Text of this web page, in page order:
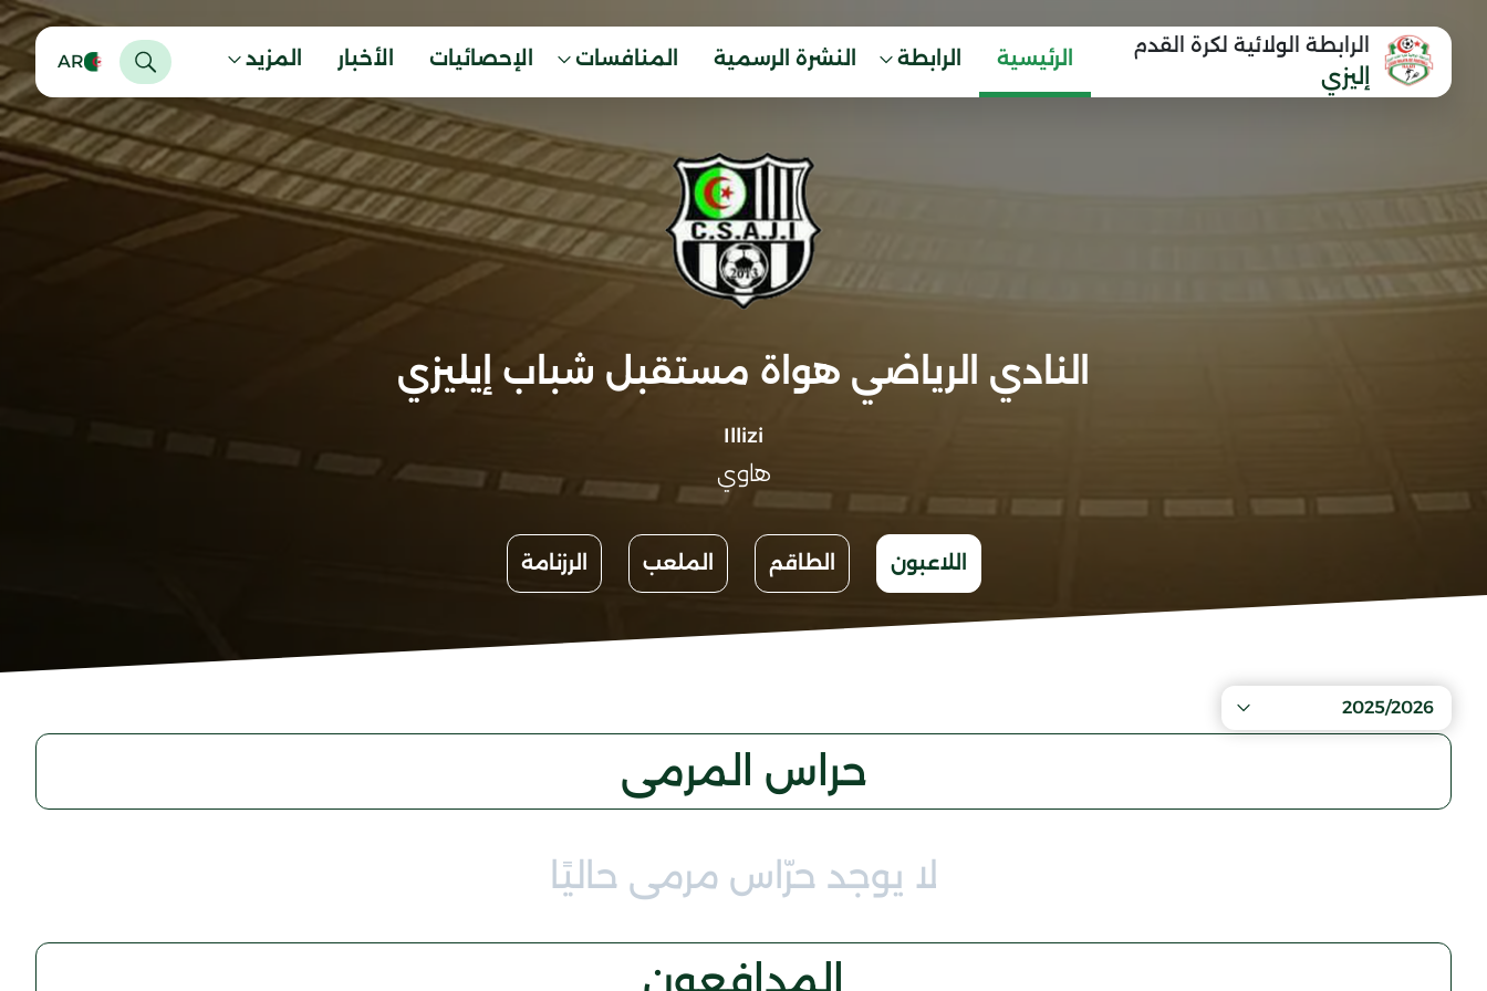
الرابطة الولائية لكرة القدم
إليزي
الرئيسية الرابطة النشرة الرسمية المنافسات الإحصائيات الأخبار المزيد AR
النادي الرياضي هواة مستقبل شباب إيليزي
Illizi
هاوي
اللاعبون الطاقم الملعب الرزنامة
2025/2026
حراس المرمى
لا يوجد حرّاس مرمى حاليًا
المدافعون